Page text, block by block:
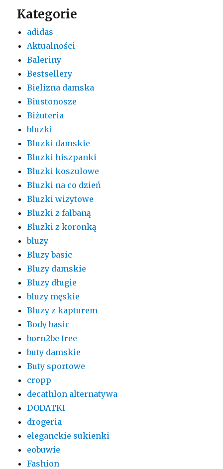
Kategorie
adidas
Aktualności
Baleriny
Bestsellery
Bielizna damska
Biustonosze
Biżuteria
bluzki
Bluzki damskie
Bluzki hiszpanki
Bluzki koszulowe
Bluzki na co dzień
Bluzki wizytowe
Bluzki z falbaną
Bluzki z koronką
bluzy
Bluzy basic
Bluzy damskie
Bluzy długie
bluzy męskie
Bluzy z kapturem
Body basic
born2be free
buty damskie
Buty sportowe
cropp
decathlon alternatywa
DODATKI
drogeria
eleganckie sukienki
eobuwie
Fashion